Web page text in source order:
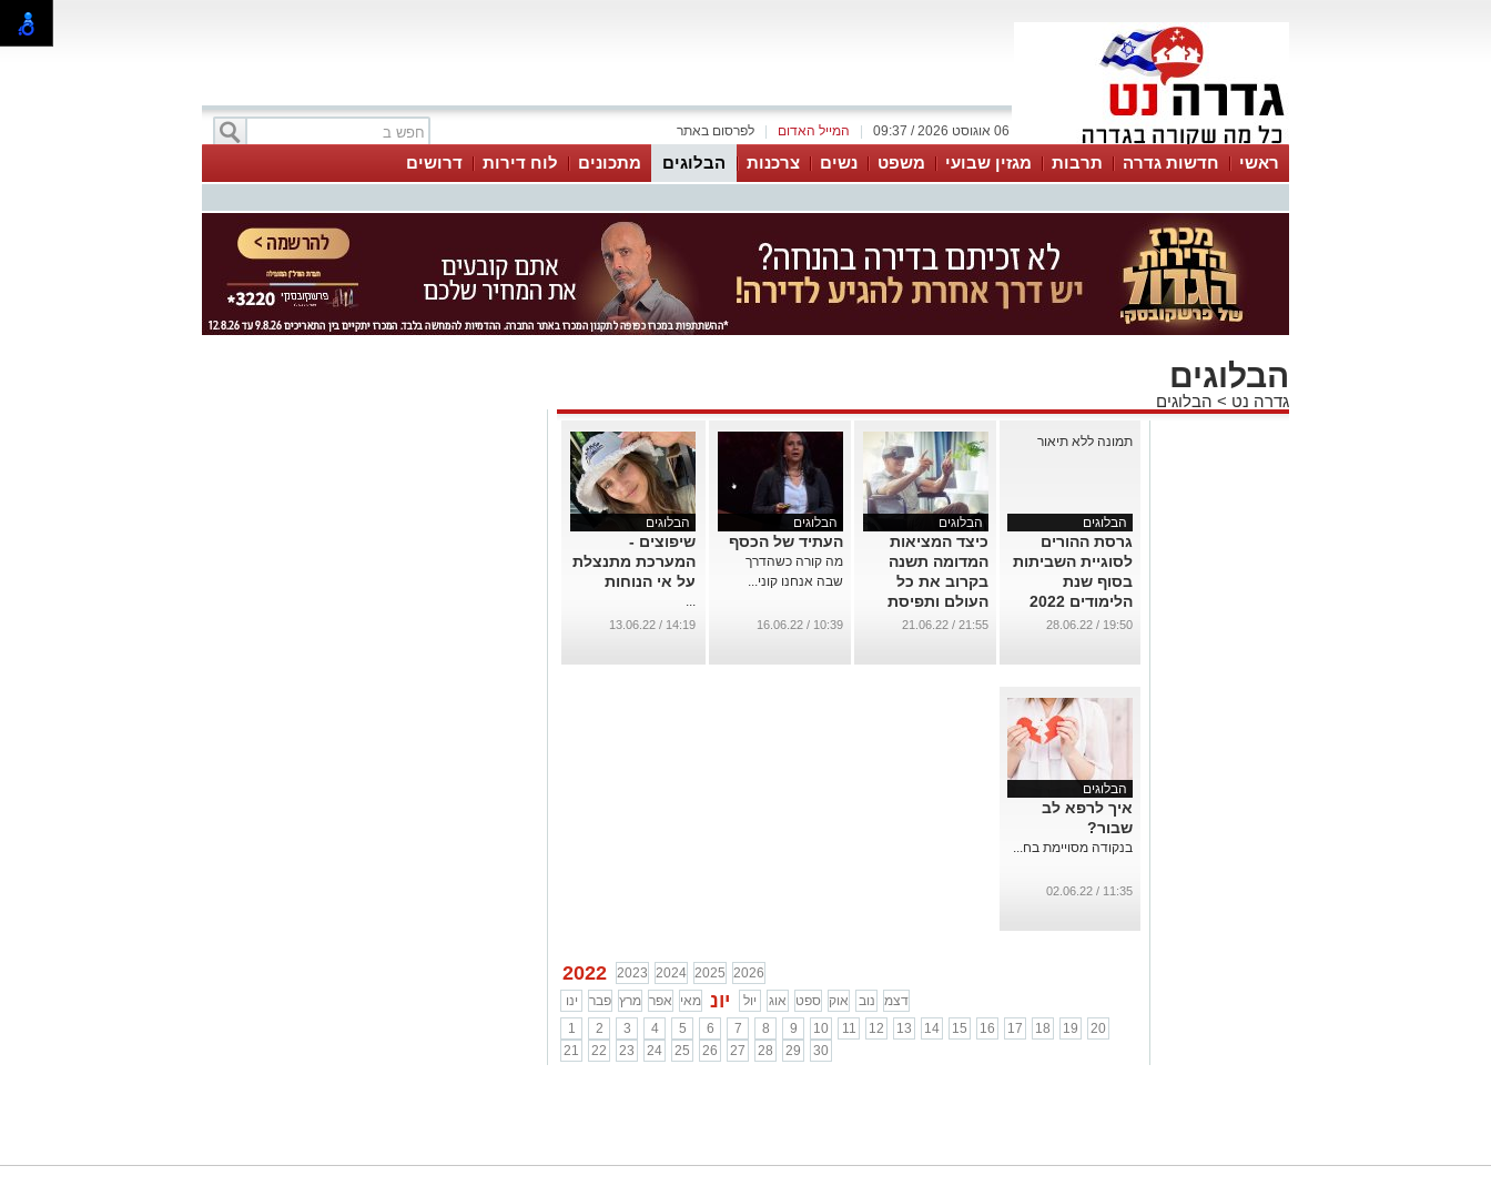
לפרסום באתר המייל האדום 06 אוגוסט 2026 / 09:37
ראשי חדשות גדרה תרבות מגזין שבועי משפט נשים צרכנות הבלוגים מתכונים לוח דירות דרושים
הבלוגים
גדרה נט > הבלוגים
הבלוגים
גרסת ההורים
לסוגיית השביתות
בסוף שנת
הלימודים 2022
...
19:50 / 28.06.22
הבלוגים
כיצד המציאות
המדומה תשנה
בקרוב את כל
העולם ותפיסת
העולם?
21:55 / 21.06.22
הבלוגים
העתיד של הכסף
מה קורה כשהדרך
שבה אנחנו קוני...
10:39 / 16.06.22
הבלוגים
שיפוצים -
המערכת מתנצלת
על אי הנוחות
...
14:19 / 13.06.22
הבלוגים
איך לרפא לב
שבור?
בנקודה מסויימת בח...
11:35 / 02.06.22
2022 2023 2024 2025 2026
ינו
פבר מרץ אפר מאי יונ יול אוג ספט אוק נוב
דצמ
1
2 3 4 5 6 7 8 9 10 11 12 13 14 15 16 17 18 19
20
21
22 23 24 25 26 27 28 29 30